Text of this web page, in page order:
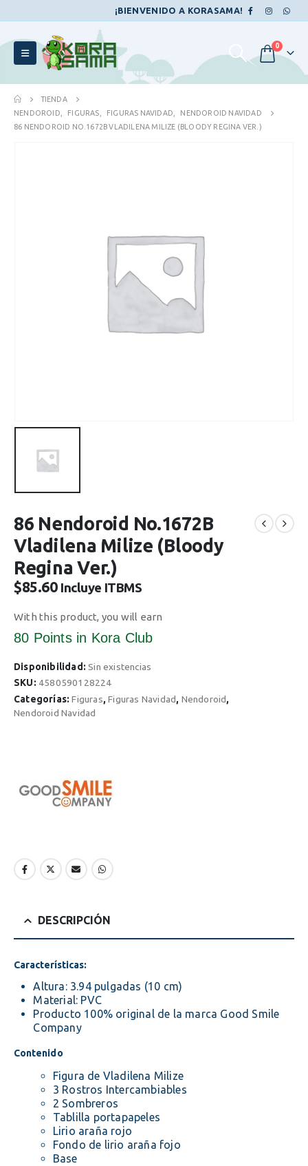
¡BIENVENIDO A KORASAMA!
0
TIENDA
NENDOROID
FIGURAS FIGURAS NAVIDAD
NENDOROID NAVIDAD
86 NENDOROID NO.1672B VLADILENA MILIZE (BLOODY REGINA VER.)
86 Nendoroid No.1672B
Vladilena Milize (Bloody
Regina Ver.)
$85.60 Incluye ITBMS
With this product, you will earn
80 Pointsin Kora Club
Disponibilidad:Sin existencias
SKU: 4580590128224
Categorías:Figuras,Figuras Navidad, Nendoroid,
Nendoroid Navidad
DESCRIPCIÓN
Características:
Altura: 3.94 pulgadas (10 cm)
Material: PVC
Producto 100% original de la marca Good Smile
Company
Contenido
Figura de Vladilena Milize
3 Rostros Intercambiables
2 Sombreros
Tablilla portapapeles
Lirio araña rojo
Fondo de lirio araña fojo
Base